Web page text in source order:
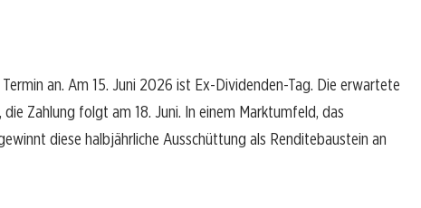
an. Am 15. Juni 2026 ist Ex-Dividenden-Tag. Die erwartete
Zahlung folgt am 18. Juni. In einem Marktumfeld, das
diese halbjährliche Ausschüttung als Renditebaustein an